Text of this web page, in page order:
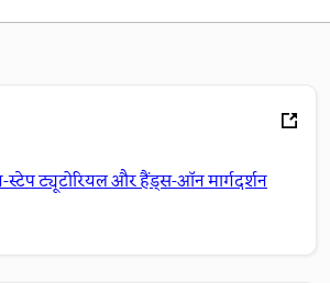
स्टेप ट्यूटोरियल और हैंड्स-ऑन मार्गदर्शन